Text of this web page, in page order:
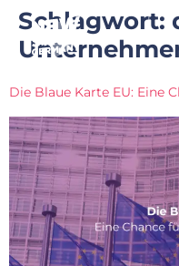
Schlagwort:
Die Blaue Karte EU: Eine